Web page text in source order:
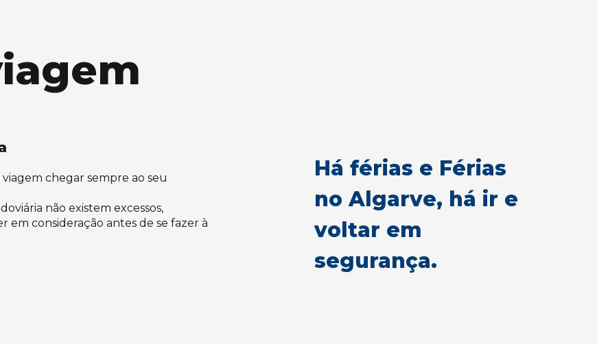
chegar sempre ao seu
não existem excessos,
consideração antes de se fazer à
Há férias e Férias
no Algarve, há ir e
voltar em
segurança.